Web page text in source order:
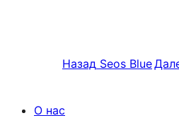
Назад Seos Blue
О нас